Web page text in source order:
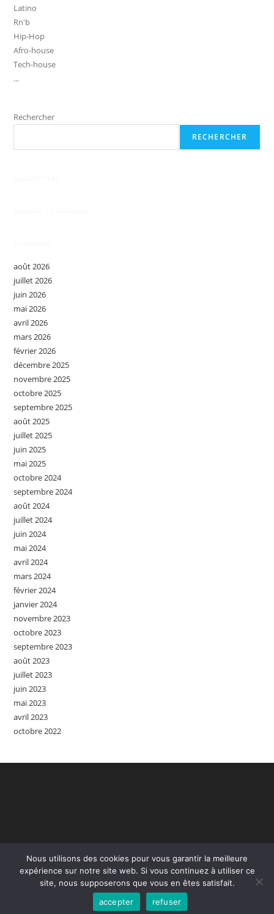
Latino
Rn'b
Hip-Hop
Afro-house
Tech-house
...
Rechercher
RECHERCHER
août 2026
juillet 2026
juin 2026
mai 2026
avril 2026
mars 2026
février 2026
décembre 2025
novembre 2025
octobre 2025
septembre 2025
août 2025
juillet 2025
juin 2025
mai 2025
octobre 2024
septembre 2024
août 2024
juillet 2024
juin 2024
mai 2024
avril 2024
mars 2024
février 2024
janvier 2024
novembre 2023
octobre 2023
septembre 2023
août 2023
juillet 2023
juin 2023
mai 2023
avril 2023
octobre 2022
Accueil Contact Mention Légales
Copyright - WordPress Theme by OceanWP
Nous utilisons des cookies pour vous garantir la meilleure
expérience sur notre site web. Si vous continuez à utiliser ce
site, nous supposerons que vous en êtes satisfait.
accepter
refuser